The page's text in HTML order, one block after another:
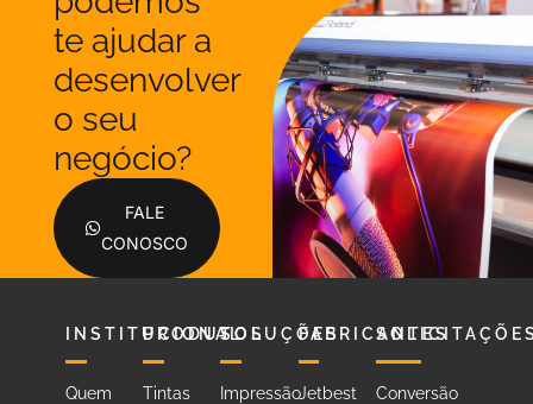
te ajudar a
desenvolver
o seu
negócio?
FALE
CONOSCO
INSTITUCIONAL
Quem
PRODUTOS
Tintas
SOLUÇÕES
Impressão
FABRICANTES
Jetbest
Conversão